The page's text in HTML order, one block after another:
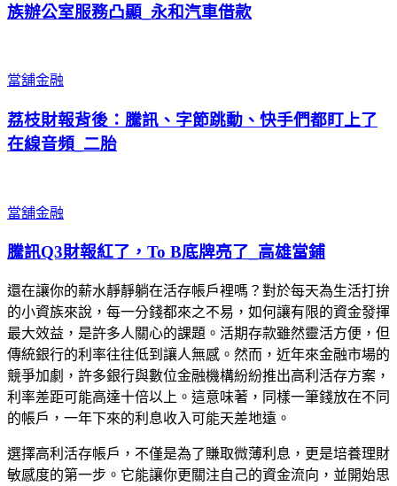
族辦公室服務凸顯_永和汽車借款
當舖金融
荔枝財報背後：騰訊、字節跳動、快手們都盯上了
在線音頻_二胎
當舖金融
騰訊Q3財報紅了，To B底牌亮了_高雄當鋪
還在讓你的薪水靜靜躺在活存帳戶裡嗎？對於每天為生活打拚
的小資族來說，每一分錢都來之不易，如何讓有限的資金發揮
最大效益，是許多人關心的課題。活期存款雖然靈活方便，但
傳統銀行的利率往往低到讓人無感。然而，近年來金融市場的
競爭加劇，許多銀行與數位金融機構紛紛推出高利活存方案，
利率差距可能高達十倍以上。這意味著，同樣一筆錢放在不同
的帳戶，一年下來的利息收入可能天差地遠。
選擇高利活存帳戶，不僅是為了賺取微薄利息，更是培養理財
敏感度的第一步。它能讓你更關注自己的資金流向，並開始思